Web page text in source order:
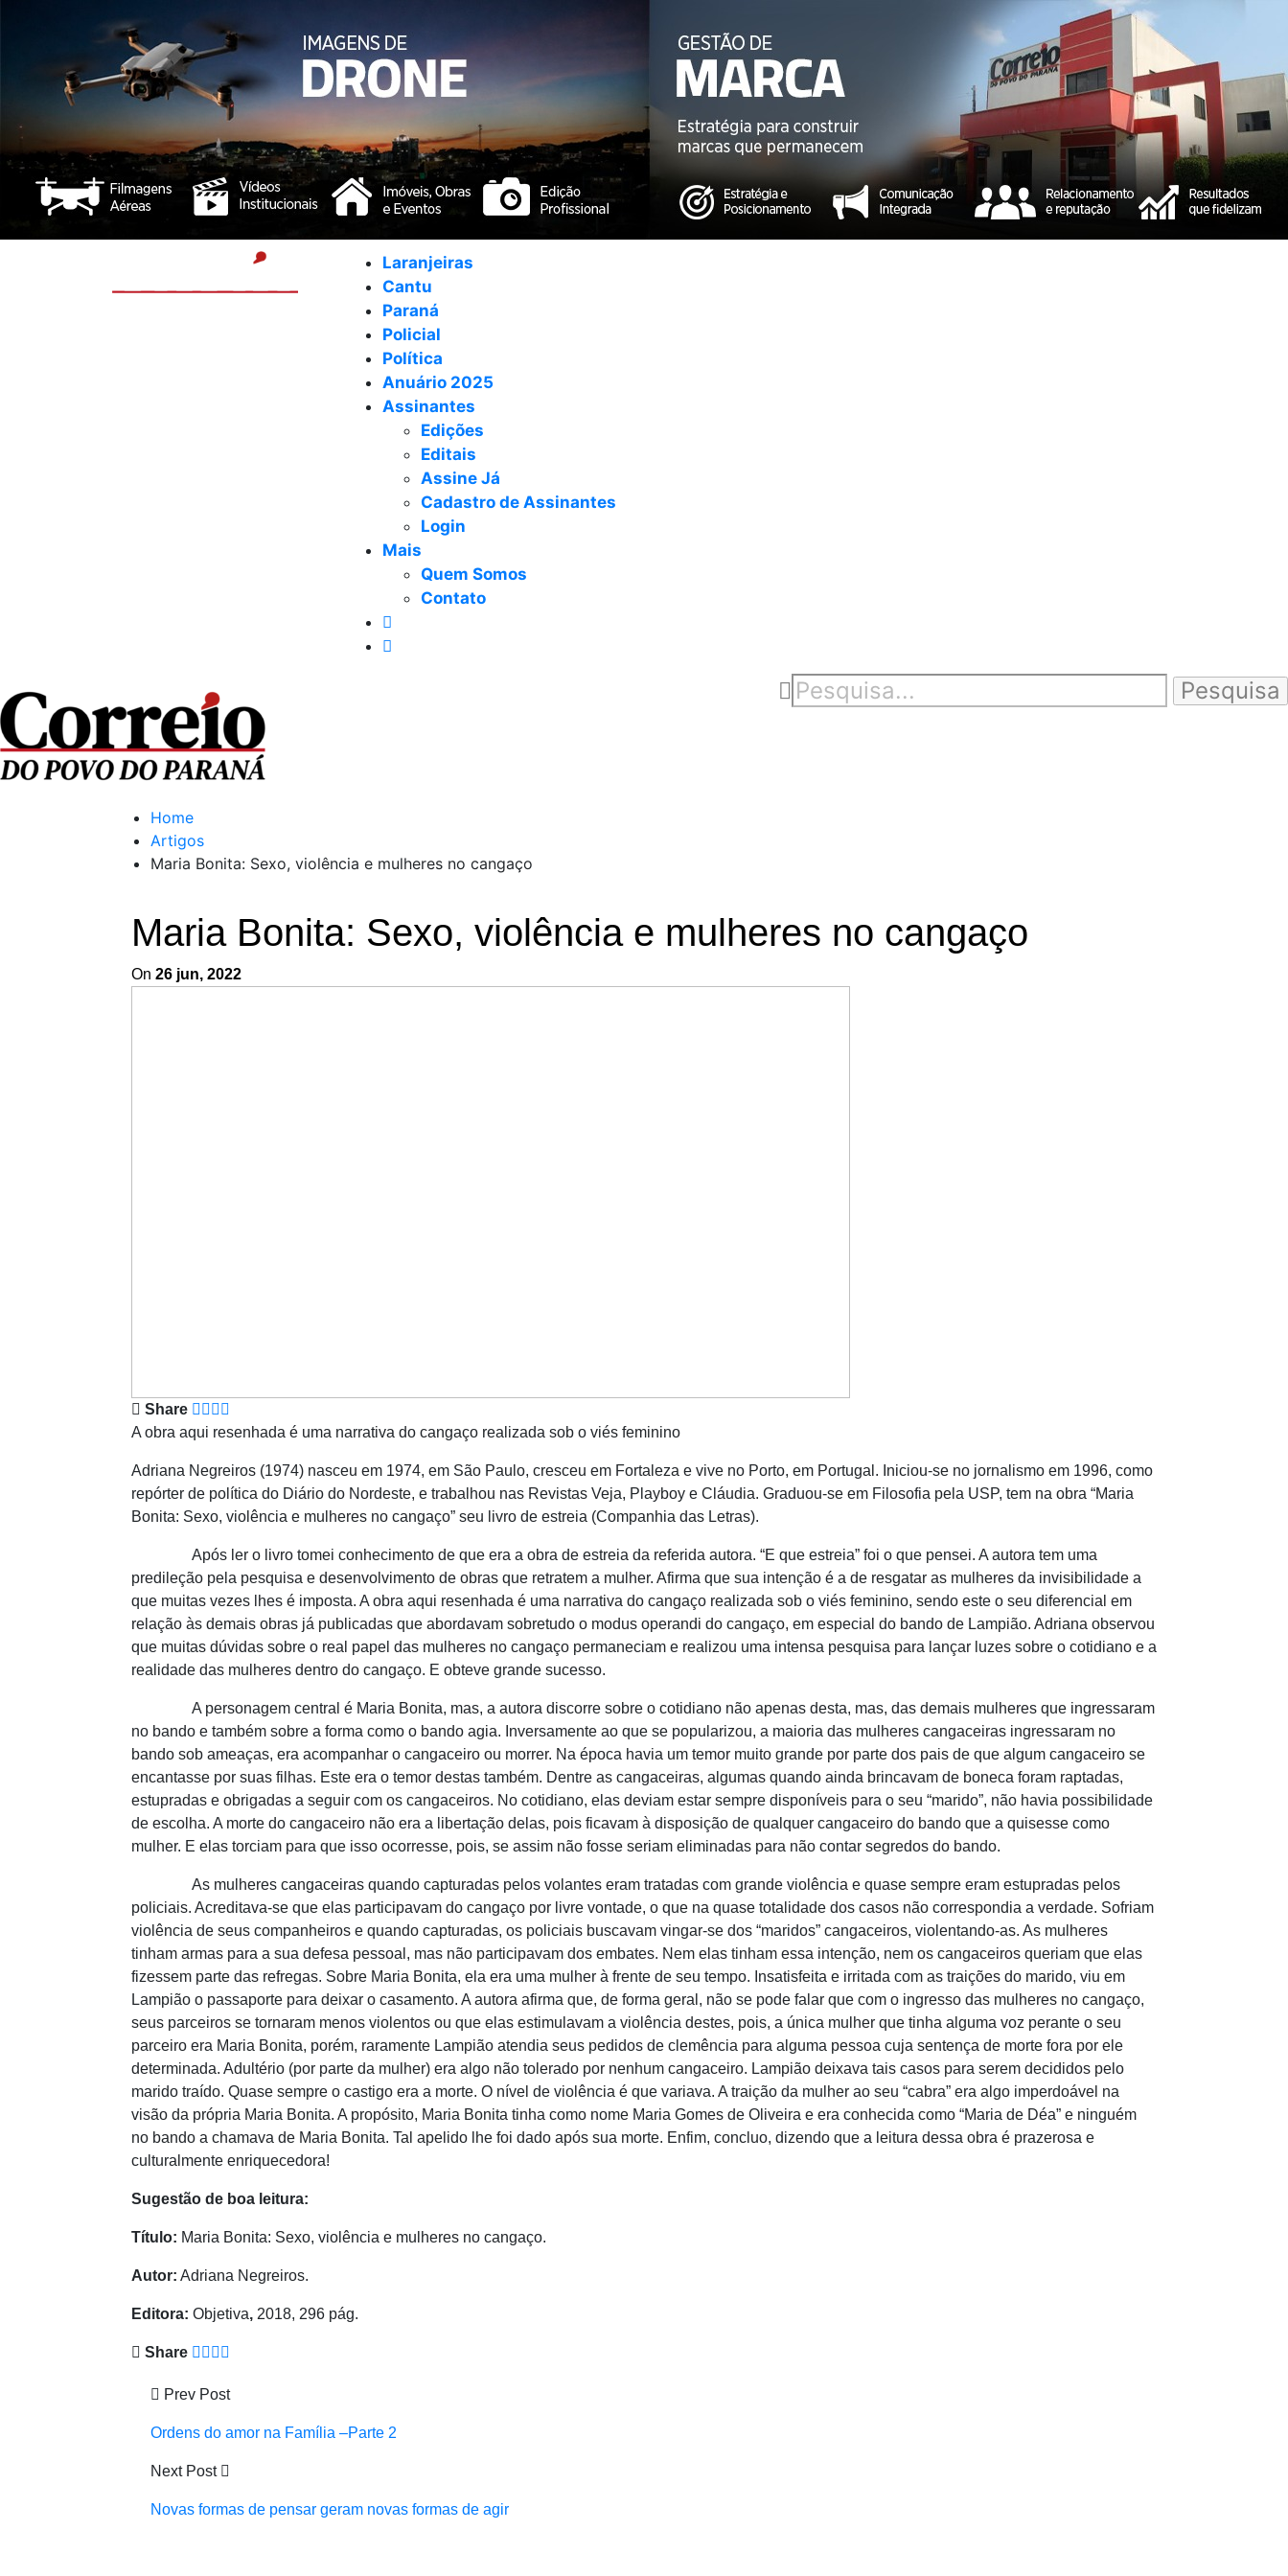
Laranjeiras
Cantu
Paraná
Policial
Política
Anuário 2025
Assinantes
Edições
Editais
Assine Já
Cadastro de Assinantes
Login
Mais
Quem Somos
Contato
Home
Artigos
Maria Bonita: Sexo, violência e mulheres no cangaço
Maria Bonita: Sexo, violência e mulheres no cangaço
On 26 jun, 2022
Share
A obra aqui resenhada é uma narrativa do cangaço realizada sob o viés feminino
Adriana Negreiros (1974) nasceu em 1974, em São Paulo, cresceu em Fortaleza e vive no Porto, em Portugal. Iniciou-se no jornalismo em 1996, como
repórter de política do Diário do Nordeste, e trabalhou nas Revistas Veja, Playboy e Cláudia. Graduou-se em Filosofia pela USP, tem na obra “Maria
Bonita: Sexo, violência e mulheres no cangaço” seu livro de estreia (Companhia das Letras).
Após ler o livro tomei conhecimento de que era a obra de estreia da referida autora. “E que estreia” foi o que pensei. A autora tem uma
predileção pela pesquisa e desenvolvimento de obras que retratem a mulher. Afirma que sua intenção é a de resgatar as mulheres da invisibilidade a
que muitas vezes lhes é imposta. A obra aqui resenhada é uma narrativa do cangaço realizada sob o viés feminino, sendo este o seu diferencial em
relação às demais obras já publicadas que abordavam sobretudo o modus operandi do cangaço, em especial do bando de Lampião. Adriana observou
que muitas dúvidas sobre o real papel das mulheres no cangaço permaneciam e realizou uma intensa pesquisa para lançar luzes sobre o cotidiano e a
realidade das mulheres dentro do cangaço. E obteve grande sucesso.
A personagem central é Maria Bonita, mas, a autora discorre sobre o cotidiano não apenas desta, mas, das demais mulheres que ingressaram
no bando e também sobre a forma como o bando agia. Inversamente ao que se popularizou, a maioria das mulheres cangaceiras ingressaram no
bando sob ameaças, era acompanhar o cangaceiro ou morrer. Na época havia um temor muito grande por parte dos pais de que algum cangaceiro se
encantasse por suas filhas. Este era o temor destas também. Dentre as cangaceiras, algumas quando ainda brincavam de boneca foram raptadas,
estupradas e obrigadas a seguir com os cangaceiros. No cotidiano, elas deviam estar sempre disponíveis para o seu “marido”, não havia possibilidade
de escolha. A morte do cangaceiro não era a libertação delas, pois ficavam à disposição de qualquer cangaceiro do bando que a quisesse como
mulher. E elas torciam para que isso ocorresse, pois, se assim não fosse seriam eliminadas para não contar segredos do bando.
As mulheres cangaceiras quando capturadas pelos volantes eram tratadas com grande violência e quase sempre eram estupradas pelos
policiais. Acreditava-se que elas participavam do cangaço por livre vontade, o que na quase totalidade dos casos não correspondia a verdade. Sofriam
violência de seus companheiros e quando capturadas, os policiais buscavam vingar-se dos “maridos” cangaceiros, violentando-as. As mulheres
tinham armas para a sua defesa pessoal, mas não participavam dos embates. Nem elas tinham essa intenção, nem os cangaceiros queriam que elas
fizessem parte das refregas. Sobre Maria Bonita, ela era uma mulher à frente de seu tempo. Insatisfeita e irritada com as traições do marido, viu em
Lampião o passaporte para deixar o casamento. A autora afirma que, de forma geral, não se pode falar que com o ingresso das mulheres no cangaço,
seus parceiros se tornaram menos violentos ou que elas estimulavam a violência destes, pois, a única mulher que tinha alguma voz perante o seu
parceiro era Maria Bonita, porém, raramente Lampião atendia seus pedidos de clemência para alguma pessoa cuja sentença de morte fora por ele
determinada. Adultério (por parte da mulher) era algo não tolerado por nenhum cangaceiro. Lampião deixava tais casos para serem decididos pelo
marido traído. Quase sempre o castigo era a morte. O nível de violência é que variava. A traição da mulher ao seu “cabra” era algo imperdoável na
visão da própria Maria Bonita. A propósito, Maria Bonita tinha como nome Maria Gomes de Oliveira e era conhecida como “Maria de Déa” e ninguém
no bando a chamava de Maria Bonita. Tal apelido lhe foi dado após sua morte. Enfim, concluo, dizendo que a leitura dessa obra é prazerosa e
culturalmente enriquecedora!
Sugestão de boa leitura:
Título: Maria Bonita: Sexo, violência e mulheres no cangaço.
Autor: Adriana Negreiros.
Editora: Objetiva, 2018, 296 pág.
Share
Prev Post
Ordens do amor na Família –Parte 2
Next Post
Novas formas de pensar geram novas formas de agir